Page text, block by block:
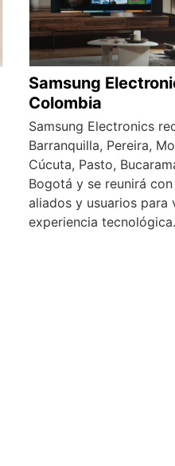
Samsung
Colombia
Samsung Electronics
Barranquilla, Pereira,
Cúcuta, Pasto,
Bogotá y se reunirá
aliados y usuarios para
experiencia tecnológica.